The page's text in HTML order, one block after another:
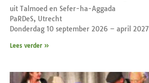
uit Talmoed en Sefer-ha-Aggada
PaRDeS, Utrecht
Donderdag 10 september 2026 – april 2027
Lees verder »